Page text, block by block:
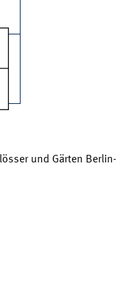
und Gärten Berlin-